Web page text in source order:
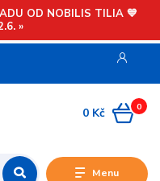
OD NOBILIS TILIA 💙
»
Menu
0
0 Kč